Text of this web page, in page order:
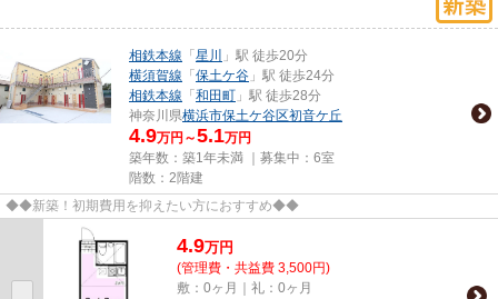
相鉄本線 「 星川
」駅 徒歩20分
横須賀線 「 保土ケ谷 」駅 徒歩24分
相鉄本線 「 和田町 」駅 徒歩28分
神奈川県横浜市保土ケ谷区初音ケ丘
4.9万円～5.1万円
築年数：築1年未満 ｜募集中： 6室
階数：2階建
◆◆新築！初期費用を抑えたい方におすすめ◆◆
4.9万円
(管理費・共益費 3,500円)
敷：0ヶ月｜礼：0ヶ月